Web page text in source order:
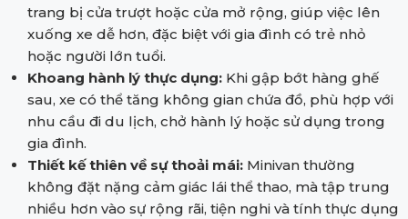
trang bị cửa trượt hoặc cửa mở rộng, giúp việc lên
xuống xe dễ hơn, đặc biệt với gia đình có trẻ nhỏ
hoặc người lớn tuổi.
Khoang hành lý thực dụng: Khi gập bớt hàng ghế
sau, xe có thể tăng không gian chứa đồ, phù hợp với
nhu cầu đi du lịch, chở hành lý hoặc sử dụng trong
gia đình.
Thiết kế thiên về sự thoải mái: Minivan thường
không đặt nặng cảm giác lái thể thao, mà tập trung
nhiều hơn vào sự rộng rãi, tiện nghi và tính thực dụng